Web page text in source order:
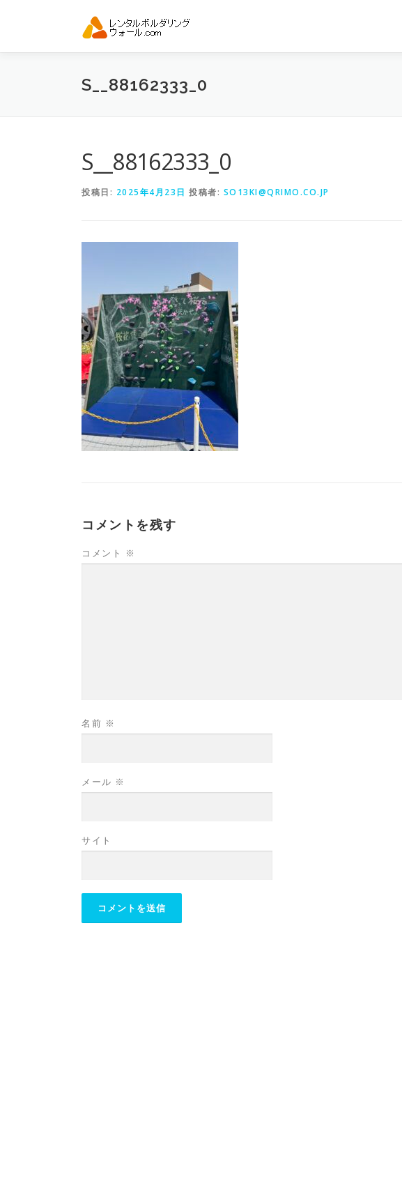
ン
S__88162333_0
S__88162333_0
投稿日: 2025年4月23日 投稿者: SO13KI@QRIMO.CO.JP
コメントを残す
コメント ※
名前 ※
メール ※
サイト